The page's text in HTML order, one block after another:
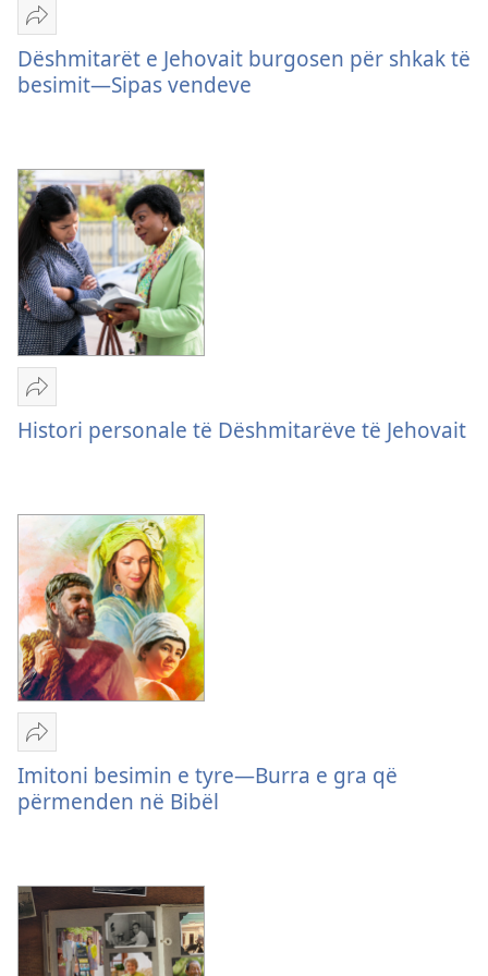
Dërgo
Dëshmitarët
e
shkak
të
besimit
—
Sipas
vendeve
Dëshmitarët e Jehovait burgosen për shkak të
besimit—Sipas vendeve
Dërgo
Histori
personale
Jehovait
Histori personale të Dëshmitarëve të Jehovait
Dërgo
Imitoni
besimin
Burra
e
gra
Imitoni besimin e tyre—Burra e gra që
përmenden në Bibël